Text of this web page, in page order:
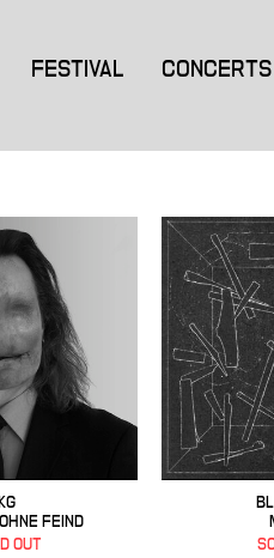
FESTIVAL CONCERTS
KG
FEIND
OUT